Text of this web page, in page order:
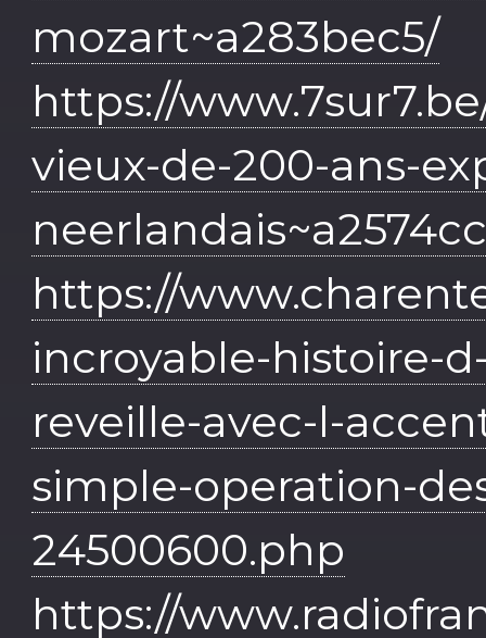
mozart~a283bec5/
https://
vieux-de-200-ans-
https://
incroyable-histoire-
reveille-avec-l-
simple-operation-
24500600.php
https://